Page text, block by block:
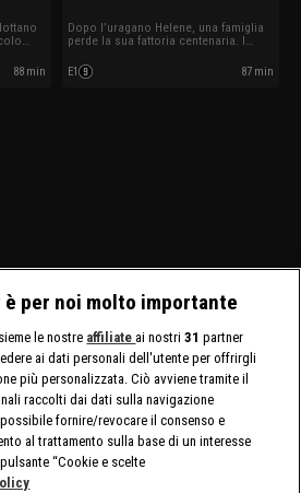
il88 min
Dopo l’uragano Helene, una famiglia
perde la sua fattoria centenaria. I
renderla autosufficiente in una
settimana.
E1 87 min
è per noi molto importante
le nostre affiliate ai nostri31 partner
ai dati personali dell'utente per offrirgli
più personalizzata. Ciò avviene tramite il
raccolti dai dati sulla navigazione
fornire/revocare il consenso e
al trattamento sulla base di un interesse
“Cookie e scelte